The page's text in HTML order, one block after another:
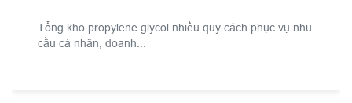
Tổng kho propylene glycol nhiều quy cách phục vụ nhu
cầu cá nhân, doanh...